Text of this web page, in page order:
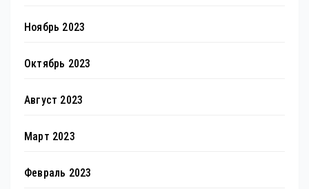
Ноябрь 2023
Октябрь 2023
Август 2023
Март 2023
Февраль 2023